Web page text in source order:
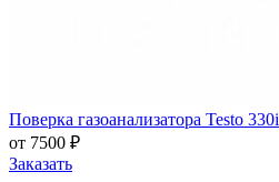
Поверка газоанализатора Testo 330i
от 7500 ₽
Заказать